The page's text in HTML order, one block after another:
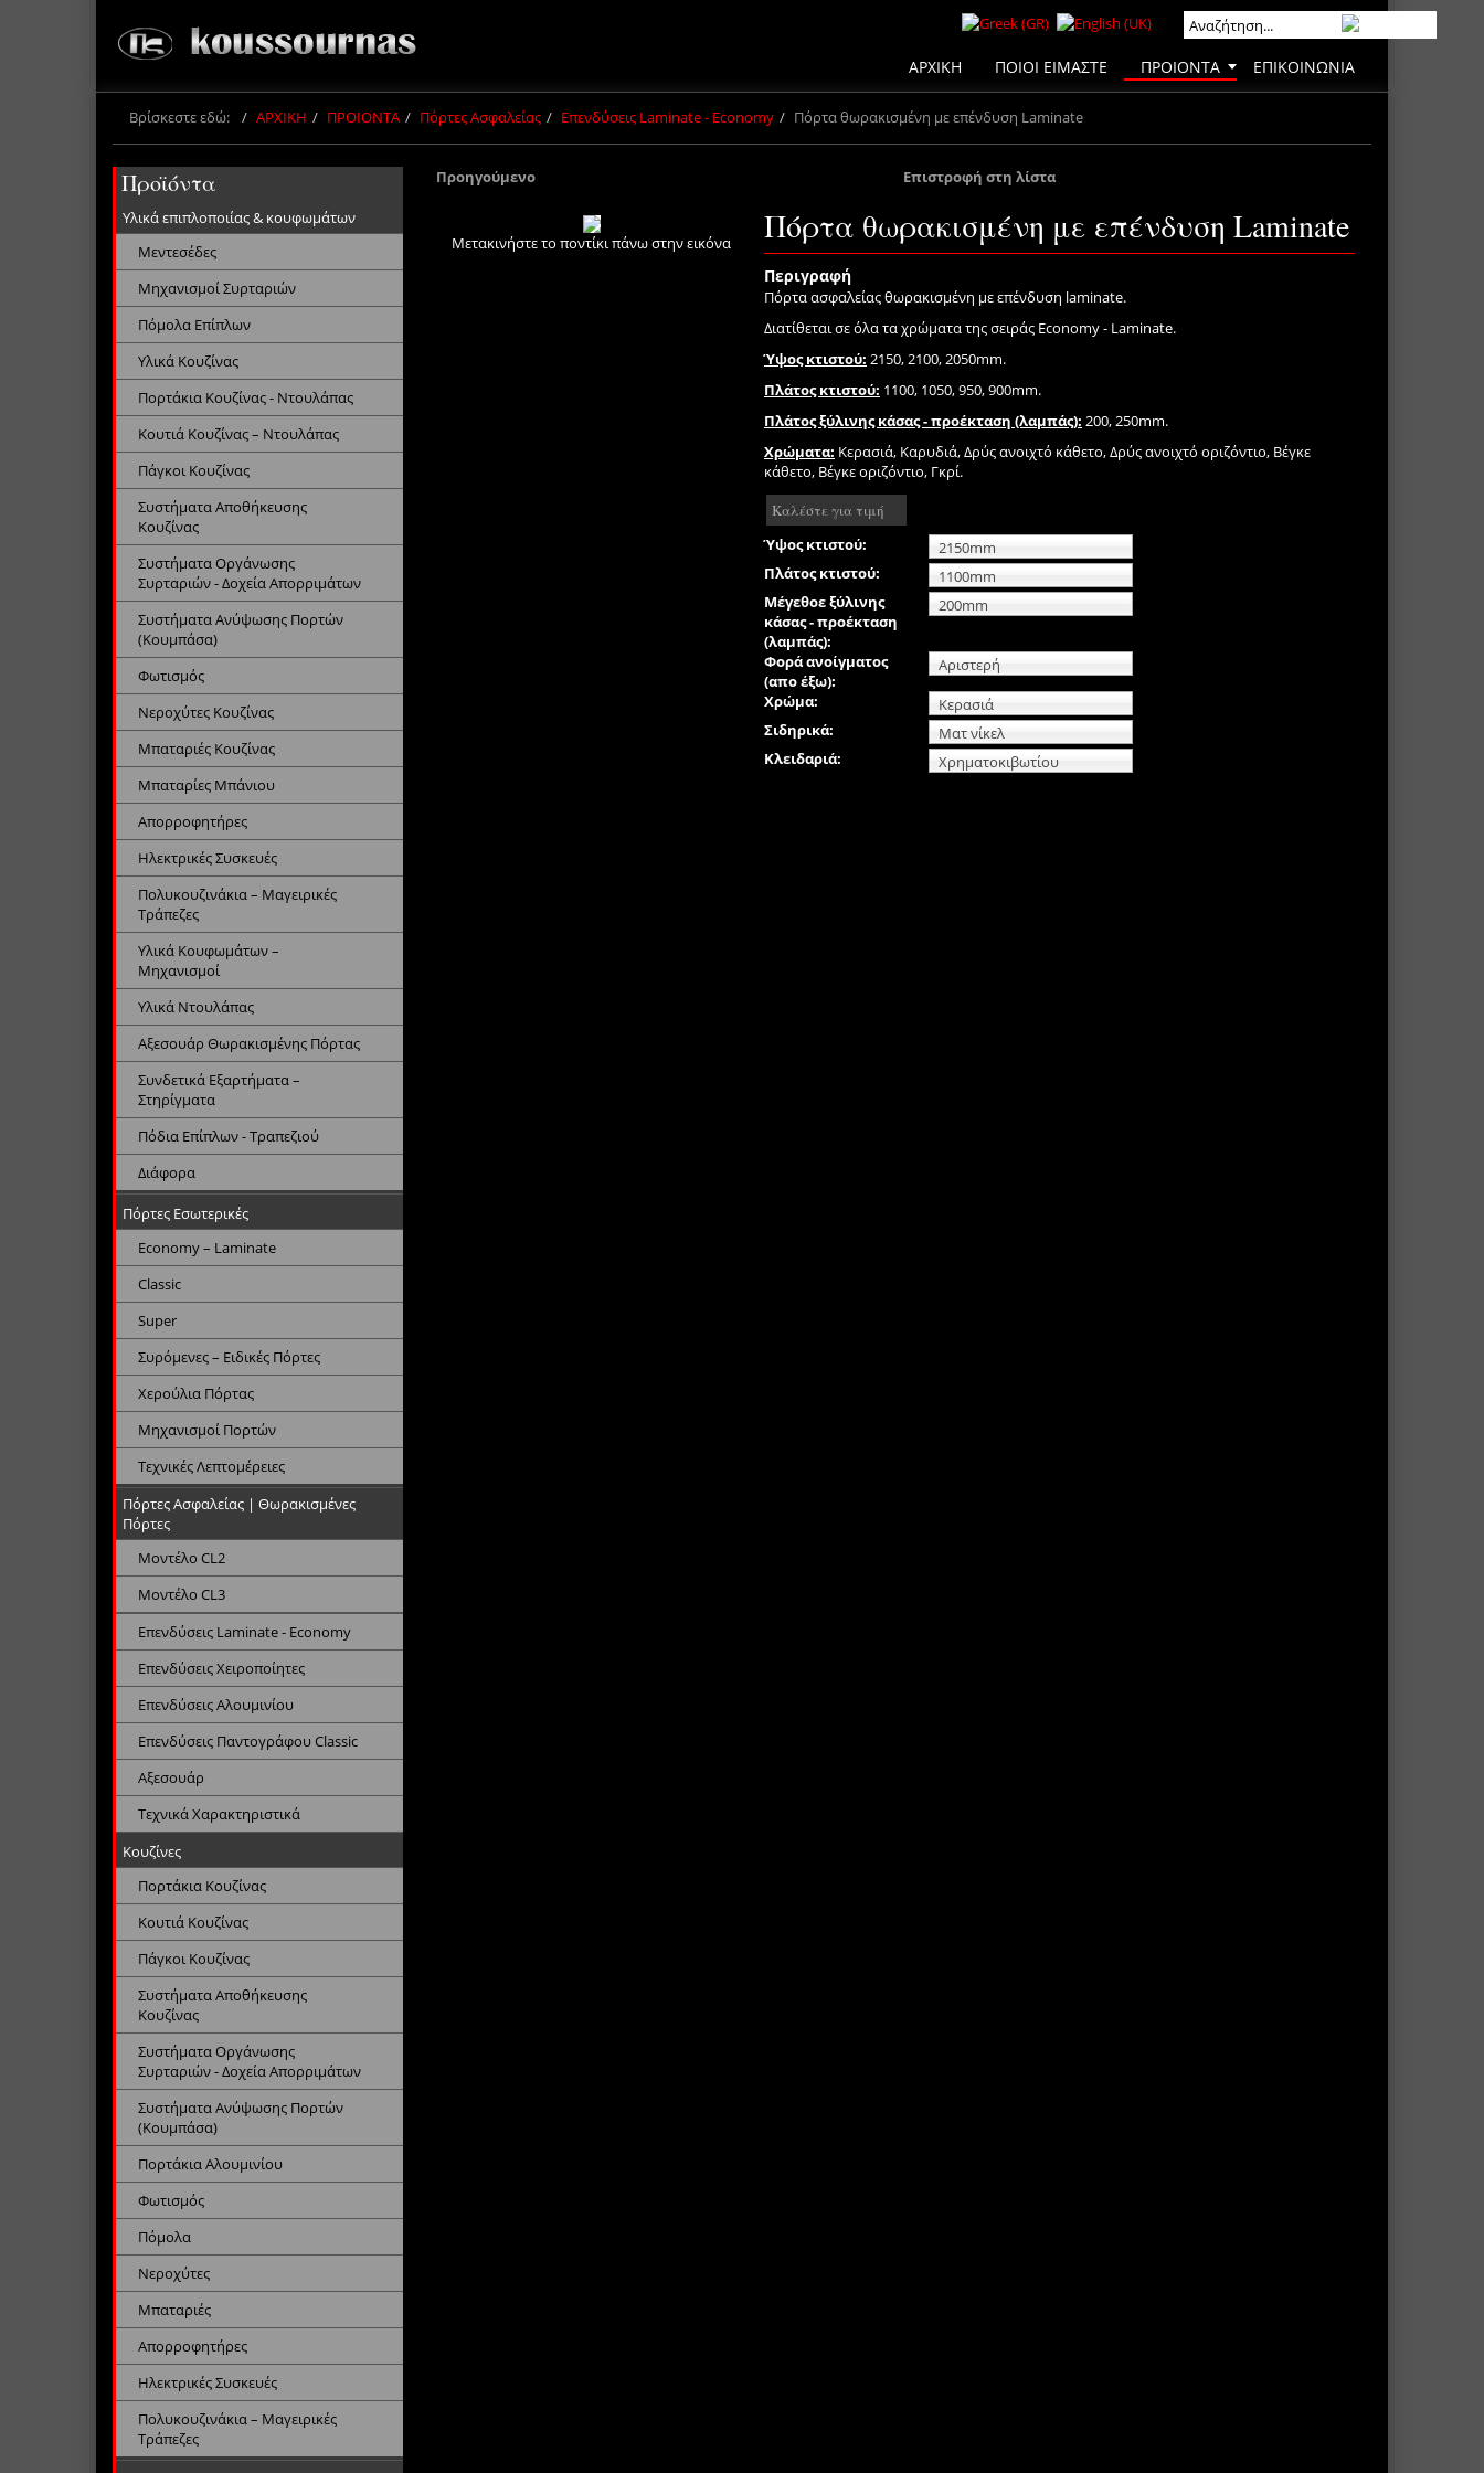
ΑΡΧΙΚΗ ΠΟΙΟΙ ΕΙΜΑΣΤΕ ΠΡΟΙΟΝΤΑ ΕΠΙΚΟΙΝΩΝΙΑ
Βρίσκεστε εδώ: ΑΡΧΙΚΗ ΠΡΟΙΟΝΤΑ Πόρτες Ασφαλείας Επενδύσεις Laminate - Economy Πόρτα θωρακισμένη με επένδυση Laminate
Προηγούμενο Επιστροφή στη λίστα
Μετακινήστε το ποντίκι πάνω στην εικόνα Πόρτα θωρακισμένη με επένδυση Laminate
Περιγραφή
Πόρτα ασφαλείας θωρακισμένη με επένδυση laminate.
Διατίθεται σε όλα τα χρώματα της σειράς Economy - Laminate.
Ύψος κτιστού: 2150, 2100, 2050mm.
Πλάτος κτιστού: 1100, 1050, 950, 900mm.
Πλάτος ξύλινης κάσας - προέκταση (λαμπάς): 200, 250mm.
Χρώματα: Κερασιά, Καρυδιά, Δρύς ανοιχτό κάθετο, Δρύς ανοιχτό οριζόντιο, Βέγκε
κάθετο, Βέγκε οριζόντιο, Γκρί.
Καλέστε για τιμή
Ύψος κτιστού:
2150mm
Πλάτος κτιστού:
1100mm
Μέγεθοε ξύλινης
κάσας - προέκταση
(λαμπάς):
200mm
Φορά ανοίγματος
(απο έξω):
Αριστερή
Χρώμα:
Κερασιά
Σιδηρικά:
Ματ νίκελ
Κλειδαριά:
Χρηματοκιβωτίου
Προϊόντα
Υλικά επιπλοποιίας & κουφωμάτων
Μεντεσέδες
Μηχανισμοί Συρταριών
Πόμολα Επίπλων
Υλικά Κουζίνας
Πορτάκια Κουζίνας - Ντουλάπας
Κουτιά Κουζίνας – Ντουλάπας
Πάγκοι Κουζίνας
Συστήματα Αποθήκευσης
Κουζίνας
Συστήματα Οργάνωσης
Συρταριών - Δοχεία Απορριμάτων
Συστήματα Ανύψωσης Πορτών
(Κουμπάσα)
Φωτισμός
Νεροχύτες Κουζίνας
Μπαταριές Κουζίνας
Μπαταρίες Μπάνιου
Απορροφητήρες
Ηλεκτρικές Συσκευές
Πολυκουζινάκια – Μαγειρικές
Τράπεζες
Υλικά Κουφωμάτων –
Μηχανισμοί
Υλικά Ντουλάπας
Αξεσουάρ Θωρακισμένης Πόρτας
Συνδετικά Εξαρτήματα –
Στηρίγματα
Πόδια Επίπλων - Τραπεζιού
Διάφορα
Πόρτες Εσωτερικές
Economy – Laminate
Classic
Super
Συρόμενες – Ειδικές Πόρτες
Χερούλια Πόρτας
Μηχανισμοί Πορτών
Τεχνικές Λεπτομέρειες
Πόρτες Ασφαλείας | Θωρακισμένες
Πόρτες
Μοντέλο CL2
Μοντέλο CL3
Επενδύσεις Laminate - Economy
Επενδύσεις Χειροποίητες
Επενδύσεις Αλουμινίου
Επενδύσεις Παντογράφου Classic
Αξεσουάρ
Τεχνικά Χαρακτηριστικά
Κουζίνες
Πορτάκια Κουζίνας
Κουτιά Κουζίνας
Πάγκοι Κουζίνας
Συστήματα Αποθήκευσης
Κουζίνας
Συστήματα Οργάνωσης
Συρταριών - Δοχεία Απορριμάτων
Συστήματα Ανύψωσης Πορτών
(Κουμπάσα)
Πορτάκια Αλουμινίου
Φωτισμός
Πόμολα
Νεροχύτες
Μπαταριές
Απορροφητήρες
Ηλεκτρικές Συσκευές
Πολυκουζινάκια – Μαγειρικές
Τράπεζες